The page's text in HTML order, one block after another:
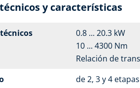
y características
0.8 ... 20.3 kW
10 ... 4300 Nm
Relación de
de 2, 3 y 4 etapas